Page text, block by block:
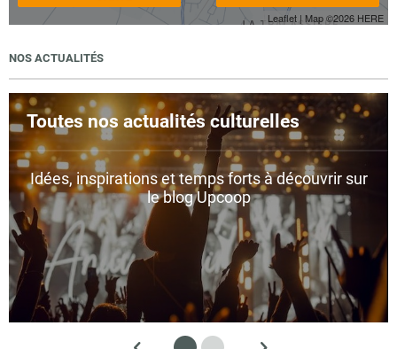
Leaflet | Map ©2026 HERE
NOS ACTUALITÉS
Toutes nos actualités culturelles
Idées, inspirations et temps forts à découvrir sur
le blog Upcoop